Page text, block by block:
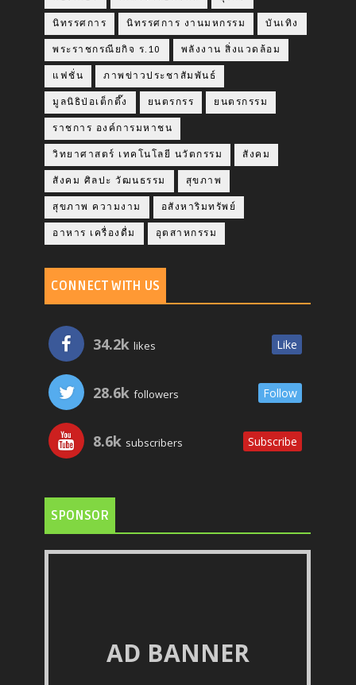
นิทรรศการ นิทรรศการ งานมหกรรม บันเทิง
พระราชกรณียกิจ ร.10 พลังงาน สิ่งแวดล้อม
แฟชั่น ภาพข่าวประชาสัมพันธ์
มูลนิธิป่อเต็กตึ๊ง ยนตรกรร ยนตรกรรม
ราชการ องค์การมหาชน
วิทยาศาสตร์ เทคโนโลยี นวัตกรรม สังคม
สังคม ศิลปะ วัฒนธรรม สุขภาพ
สุขภาพ ความงาม อสังหาริมทรัพย์
อาหาร เครื่องดื่ม อุตสาหกรรม
CONNECT WITH US
34.2k likes Like
28.6k followers Follow
8.6k subscribers Subscribe
SPONSOR
AD BANNER